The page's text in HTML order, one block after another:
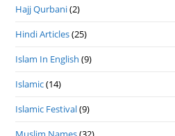
Hajj Qurbani(2)
Hindi Articles(25)
Islam In English (9)
Islamic(14)
Islamic Festival(9)